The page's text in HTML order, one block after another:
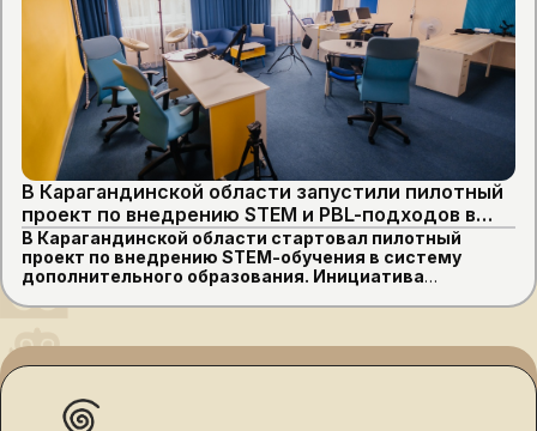
В Карагандинской области запустили пилотный
проект по внедрению STEM и PBL-подходов в
образование
В Карагандинской области стартовал пилотный
проект по внедрению STEM-обучения в систему
дополнительного образования. Инициатива
в современные центры развития детей, где
программирование, искусственный интеллект и
даже создавать собственные медиаформаты.